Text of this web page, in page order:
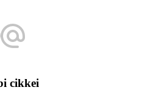
cikkei